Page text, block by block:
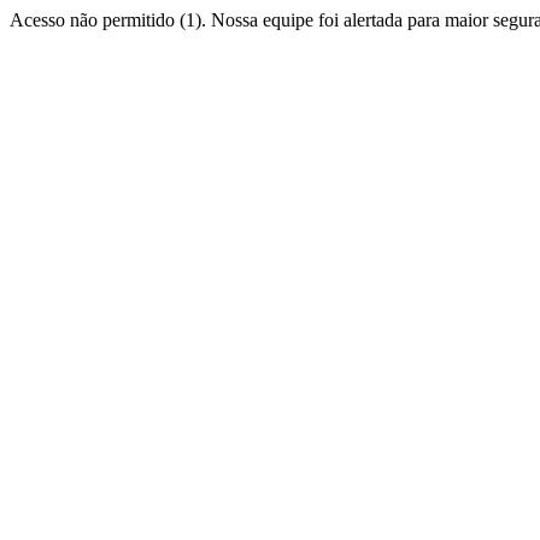
Acesso não permitido (1). Nossa equipe foi alertada para maior